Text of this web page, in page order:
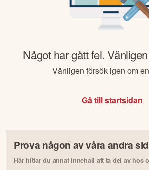
Något har gått fel.
Vänligen försök igen om
Gå till startsidan
Prova någon av våra andra
Här hittar du annat innehåll att ta del av hos